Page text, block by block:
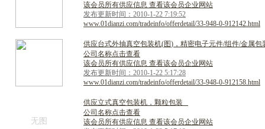
该会员所有供应信息 查看该会员企业网站
发布更新时间：2010-1-22 7:19:52
www.01dianzi.com/tradeinfo/offerdetail/33-948-0-912142.html
供应台式外抽真空包装机(图) ， 精密电子元件/组件/金属包
公司名称点击查看
该会员所有供应信息 查看该会员企业网站
发布更新时间：2010-1-22 5:17:28
www.01dianzi.com/tradeinfo/offerdetail/33-948-0-912158.html
无图
供应立式真空包装机 ， 颗粒包装
公司名称点击查看
该会员所有供应信息 查看该会员企业网站